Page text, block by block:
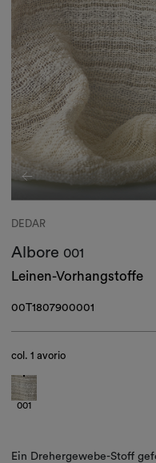
DEDAR
Albore 001
Leinen-Vorhangstoffe
00T1807900001
col.1 avorio
001
Ein Drehergewebe-Stoff